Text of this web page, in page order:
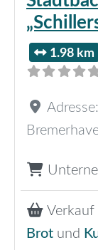
1.98 km
Adresse:
Verkauf
Brot und